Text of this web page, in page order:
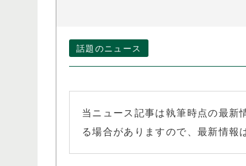
話題のニュース
当ニュース記事は執筆時点の最新
る場合がありますので、最新情報